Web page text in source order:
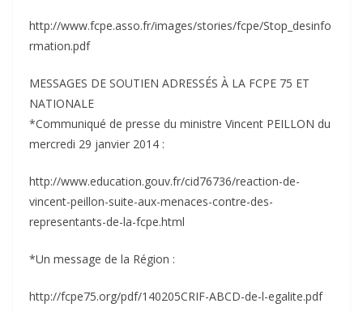
http://www.fcpe.asso.fr/images/stories/fcpe/Stop_desinfo
rmation.pdf
MESSAGES DE SOUTIEN ADRESSÉS À LA FCPE 75 ET
NATIONALE
*Communiqué de presse du ministre Vincent PEILLON du
mercredi 29 janvier 2014 :
http://www.education.gouv.fr/cid76736/reaction-de-
vincent-peillon-suite-aux-menaces-contre-des-
representants-de-la-fcpe.html
*Un message de la Région :
http://fcpe75.org/pdf/140205CRIF-ABCD-de-l-egalite.pdf